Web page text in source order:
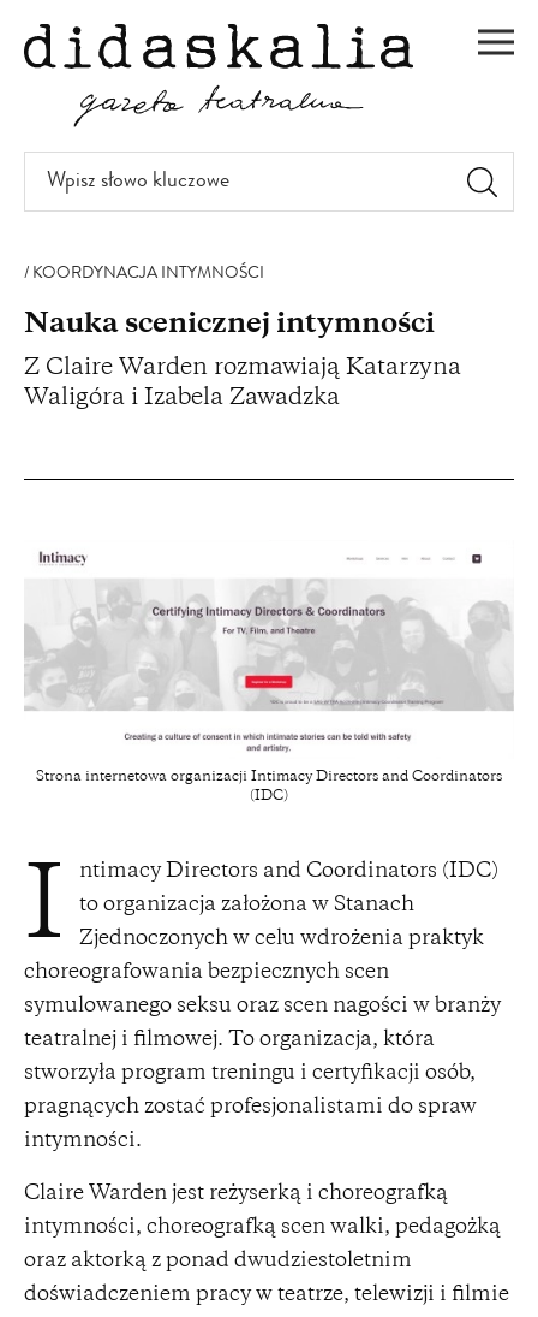
DO
TREŚCI
Wpisz
słowo
KOORDYNACJA INTYMNOŚCI
Nauka scenicznej intymności
Z Claire Warden rozmawiają Katarzyna
Waligóra i Izabela Zawadzka
Strona internetowa organizacji Intimacy Directors and Coordinators
(IDC)
I
ntimacy Directors and Coordinators (IDC)
to organizacja założona w Stanach
Zjednoczonych w celu wdrożenia praktyk
choreografowania bezpiecznych scen
symulowanego seksu oraz scen nagości w branży
teatralnej i filmowej. To organizacja, która
stworzyła program treningu i certyfikacji osób,
pragnących zostać profesjonalistami do spraw
intymności.
Claire Warden jest reżyserką i choreografką
intymności, choreografką scen walki, pedagożką
oraz aktorką z ponad dwudziestoletnim
doświadczeniem pracy w teatrze, telewizji i filmie